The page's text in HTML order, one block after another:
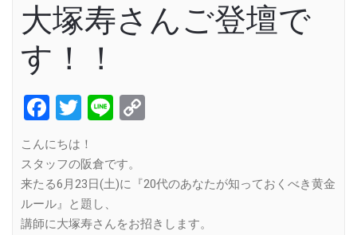
大塚寿さんご登壇で
す！！
Facebook
Twitter
Line
こんにちは！
スタッフの阪倉です。
来たる6月23日(土)に『20代のあなたが知っておくべき黄金
ルール』と題し、
講師に大塚寿さんをお招きします。